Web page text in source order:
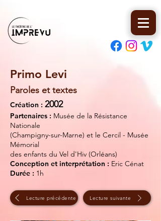
Primo Levi
Paroles et textes
Création : 2002
Partenaires : Musée de la Résistance
Nationale
(Champigny-sur-Marne) et le Cercil - Musée
Mémorial
des enfants du Vel d'Hiv (Orléans)
Conception et interprétation : Eric Cénat
Durée : 1h
Lecture précédente Lecture suivante